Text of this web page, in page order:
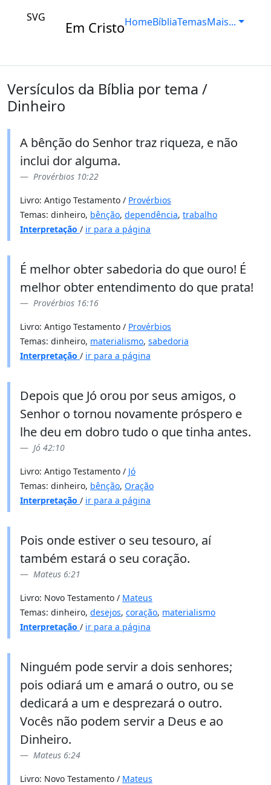
SVG
Em CristoHomeBíbliaTemasMais...
Versículos da Bíblia por tema /
Dinheiro
A bênção do Senhor traz riqueza, e não
inclui dor alguma.
Provérbios 10:22
Livro: Antigo Testamento / Provérbios
Temas: dinheiro, bênção, dependência, trabalho
Interpretação / ir para a página
É melhor obter sabedoria do que ouro! É
melhor obter entendimento do que prata!
Provérbios 16:16
Livro: Antigo Testamento / Provérbios
Temas: dinheiro, materialismo, sabedoria
Interpretação / ir para a página
Depois que Jó orou por seus amigos, o
Senhor o tornou novamente próspero e
lhe deu em dobro tudo o que tinha antes.
Jó 42:10
Livro: Antigo Testamento / Jó
Temas: dinheiro, bênção, Oração
Interpretação / ir para a página
Pois onde estiver o seu tesouro, aí
também estará o seu coração.
Mateus 6:21
Livro: Novo Testamento / Mateus
Temas: dinheiro, desejos, coração, materialismo
Interpretação / ir para a página
Ninguém pode servir a dois senhores;
pois odiará um e amará o outro, ou se
dedicará a um e desprezará o outro.
Vocês não podem servir a Deus e ao
Dinheiro.
Mateus 6:24
Livro: Novo Testamento / Mateus